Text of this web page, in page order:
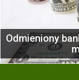
Odmieniony